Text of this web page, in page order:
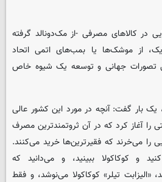
در کالاهای مصرفی -از مک‌دونالد گرفته
نایک، از موشک‌ها یا بمب‌های اتمی اتحاد
تصورات جهانی و توسعه یک شیوه خاص
یک بار گفت: آنچه در مورد این کشور عالی
را آغاز کرد که در آن ثروتمندترین مصرف
را می‌خرند که فقیرترین‌ها خرید می‌کنند.
و کوکاکولا ببینید، و می‌دانید که
«الیزابت تیلر» کوکاکولا می‌نوشد، و فقط